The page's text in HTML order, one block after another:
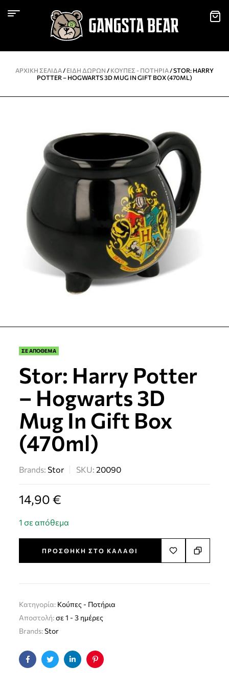
ΑΡΧΙΚΉ ΣΕΛΊΔΑ/ ΕΙΔΗ ΔΩΡΩΝ / KΟΎΠΕΣ - ΠΟΤΉΡΙΑ/ STOR: HARRY
POTTER – HOGWARTS 3D MUG IN GIFT BOX (470ML)
ΣΕ ΑΠΟΘΕΜΑ
Stor: Harry Potter
– Hogwarts 3D
Mug In Gift Box
(470ml)
Brands:Stor SKU:20090
14,90€
1 σε απόθεμα
ΠΡΟΣΘΉΚΗ ΣΤΟ ΚΑΛΆΘΙ
Κατηγορία: Kούπες - Ποτήρια
Αποστολή:σε 1 - 3 ημέρες
Brands:Stor
FacebookTwitterLinkedinPinterest